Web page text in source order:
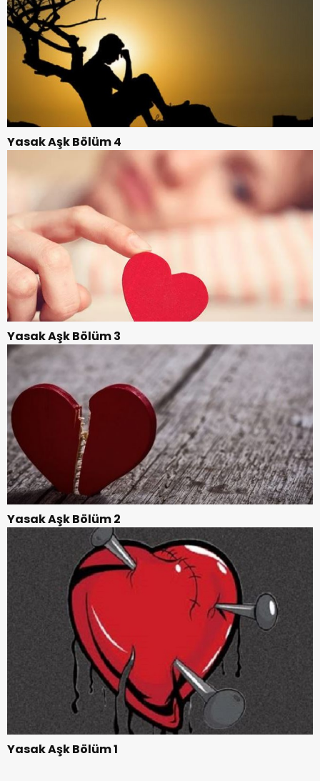
Yasak Aşk Bölüm 4
Yasak Aşk Bölüm 3
Yasak Aşk Bölüm 2
Yasak Aşk Bölüm 1